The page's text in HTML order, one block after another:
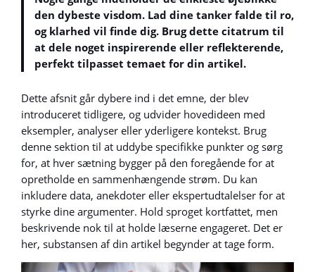
den dybeste visdom. Lad dine tanker falde til ro,
og klarhed vil finde dig. Brug dette citatrum til
at dele noget inspirerende eller reflekterende,
perfekt tilpasset temaet for din artikel.
Dette afsnit går dybere ind i det emne, der blev
introduceret tidligere, og udvider hovedideen med
eksempler, analyser eller yderligere kontekst. Brug
denne sektion til at uddybe specifikke punkter og sørg
for, at hver sætning bygger på den foregående for at
opretholde en sammenhængende strøm. Du kan
inkludere data, anekdoter eller ekspertudtalelser for at
styrke dine argumenter. Hold sproget kortfattet, men
beskrivende nok til at holde læserne engageret. Det er
her, substansen af din artikel begynder at tage form.